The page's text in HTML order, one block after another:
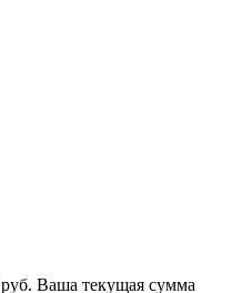
руб. Ваша текущая сумма